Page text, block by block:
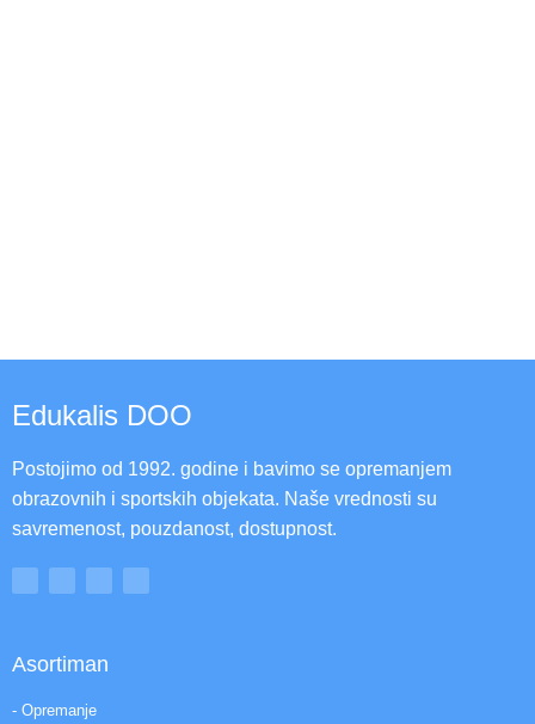
Edukalis DOO
Postojimo od 1992. godine i bavimo se opremanjem
obrazovnih i sportskih objekata. Naše vrednosti su
savremenost, pouzdanost, dostupnost.
Asortiman
- Opremanje